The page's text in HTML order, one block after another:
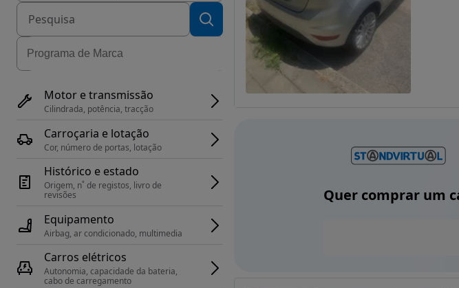
Motor e transmissão
Cilindrada, potência, tracção
Carroçaria e lotação
Cor, número de portas, lotação
Histórico e estado
Origem, n˚ de registos, livro de
revisões
Equipamento
Airbag, ar condicionado, multimedia
Carros elétricos
Autonomia, capacidade da bateria,
cabo de carregamento
Quer comprar um